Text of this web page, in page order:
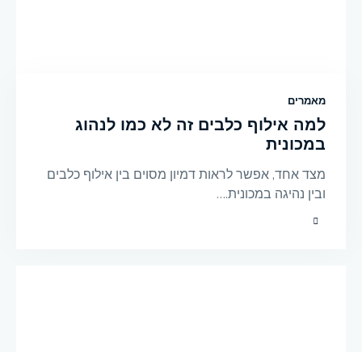
מאמרים
למה אילוף כלבים זה לא כמו לנהוג
במכונית
מצד אחד, אפשר לראות דמיון מסוים בין אילוף כלבים
ובין נהיגה במכונית.…